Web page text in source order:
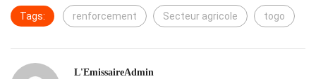
Tags: renforcement Secteur agricole togo
L'EmissaireAdmin